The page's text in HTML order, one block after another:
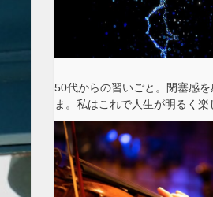
50代からの習いごと。閉塞感を
ま。私はこれで人生が明るく楽